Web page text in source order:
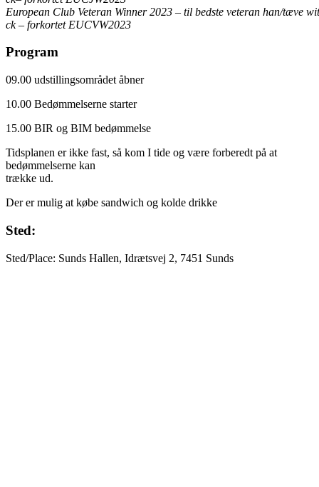
European Club Veteran Winner 2023 – til bedste veteran han/tæve
ck– forkortet EUCVW2023
Program
09.00 udstillingsområdet åbner
10.00 Bedømmelserne starter
15.00 BIR og BIM bedømmelse
Tidsplanen er ikke fast, så kom I tide og være forberedt på at
bedømmelserne kan
trække ud.
Der er mulig at købe sandwich og kolde drikke
Sted:
Sted/Place: Sunds Hallen, Idrætsvej 2, 7451 Sunds